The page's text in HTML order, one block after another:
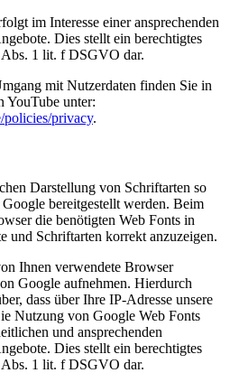
im Interesse einer ansprechenden
Dies stellt ein berechtigtes
1 lit. f DSGVO dar.
mit Nutzerdaten finden Sie in
YouTube unter:
privacy.
Darstellung von Schriftarten so
bereitgestellt werden. Beim
die benötigten Web Fonts in
und Schriftarten korrekt anzuzeigen.
Ihnen verwendete Browser
Google aufnehmen. Hierdurch
dass über Ihre IP-Adresse unsere
Nutzung von Google Web Fonts
und ansprechenden
Dies stellt ein berechtigtes
1 lit. f DSGVO dar.